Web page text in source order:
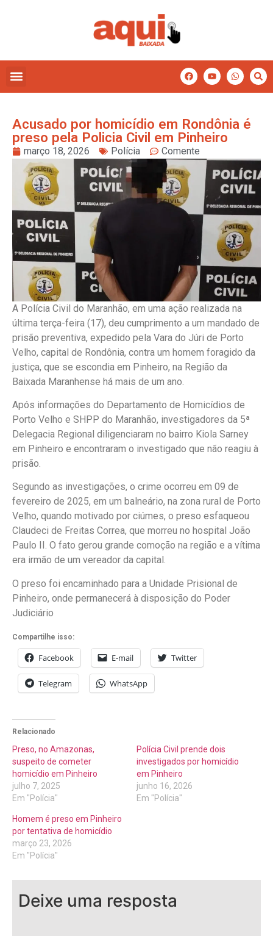
Acusado por homicídio em Rondônia é
preso pela Policia Civil em Pinheiro
março 18, 2026 Polícia Comente
A Polícia Civil do Maranhão, em uma ação realizada na
última terça-feira (17), deu cumprimento a um mandado de
prisão preventiva, expedido pela Vara do Júri de Porto
Velho, capital de Rondônia, contra um homem foragido da
justiça, que se escondia em Pinheiro, na Região da
Baixada Maranhense há mais de um ano.
Após informações do Departamento de Homicídios de
Porto Velho e SHPP do Maranhão, investigadores da 5ª
Delegacia Regional diligenciaram no bairro Kiola Sarney
em Pinheiro e encontraram o investigado que não reagiu à
prisão.
Segundo as investigações, o crime ocorreu em 09 de
fevereiro de 2025, em um balneário, na zona rural de Porto
Velho, quando motivado por ciúmes, o preso esfaqueou
Claudeci de Freitas Correa, que morreu no hospital João
Paulo II. O fato gerou grande comoção na região e a vítima
era irmão de um vereador da capital.
O preso foi encaminhado para a Unidade Prisional de
Pinheiro, onde permanecerá à disposição do Poder
Judiciário
Compartilhe isso:
Facebook E-mail Twitter
Telegram WhatsApp
Relacionado
Preso, no Amazonas,
suspeito de cometer
homicídio em Pinheiro
julho 7, 2025
Em "Polícia"
Polícia Civil prende dois
investigados por homicídio
em Pinheiro
junho 16, 2026
Em "Polícia"
Homem é preso em Pinheiro
por tentativa de homicídio
março 23, 2026
Em "Polícia"
Deixe uma resposta